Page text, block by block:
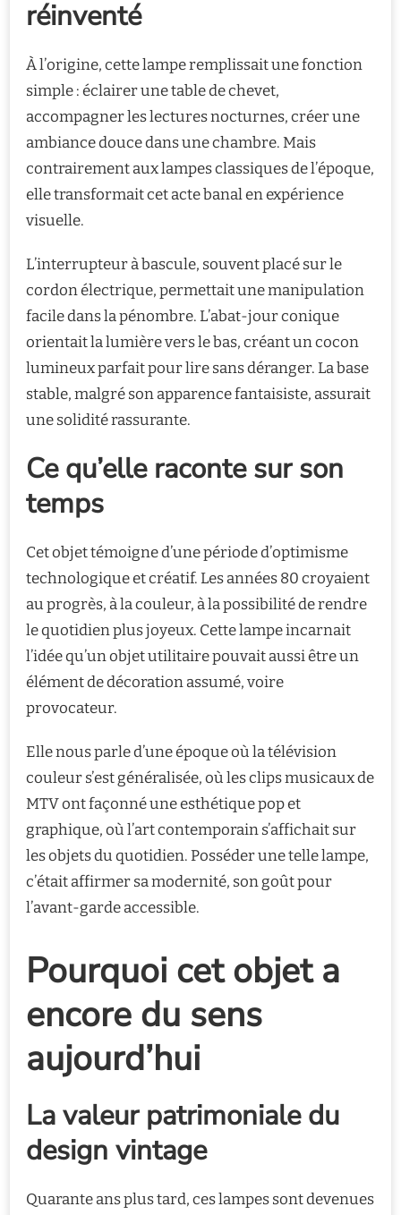
réinventé
À l’origine, cette lampe remplissait une fonction
simple : éclairer une table de chevet,
accompagner les lectures nocturnes, créer une
ambiance douce dans une chambre. Mais
contrairement aux lampes classiques de l’époque,
elle transformait cet acte banal en expérience
visuelle.
L’interrupteur à bascule, souvent placé sur le
cordon électrique, permettait une manipulation
facile dans la pénombre. L’abat-jour conique
orientait la lumière vers le bas, créant un cocon
lumineux parfait pour lire sans déranger. La base
stable, malgré son apparence fantaisiste, assurait
une solidité rassurante.
Ce qu’elle raconte sur son
temps
Cet objet témoigne d’une période d’optimisme
technologique et créatif. Les années 80 croyaient
au progrès, à la couleur, à la possibilité de rendre
le quotidien plus joyeux. Cette lampe incarnait
l’idée qu’un objet utilitaire pouvait aussi être un
élément de décoration assumé, voire
provocateur.
Elle nous parle d’une époque où la télévision
couleur s’est généralisée, où les clips musicaux de
MTV ont façonné une esthétique pop et
graphique, où l’art contemporain s’affichait sur
les objets du quotidien. Posséder une telle lampe,
c’était affirmer sa modernité, son goût pour
l’avant-garde accessible.
Pourquoi cet objet a
encore du sens
aujourd’hui
La valeur patrimoniale du
design vintage
Quarante ans plus tard, ces lampes sont devenues